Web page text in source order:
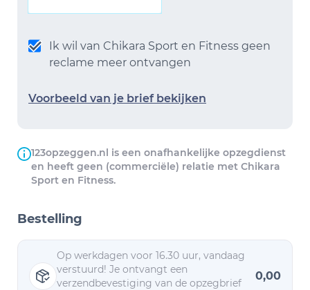
Ik wil van Chikara Sport en Fitness geen
reclame meer ontvangen
Voorbeeld van je brief bekijken
123opzeggen.nl is een onafhankelijke opzegdienst
en heeft geen (commerciële) relatie met Chikara
Sport en Fitness.
Bestelling
Op werkdagen voor 16.30 uur, vandaag
verstuurd! Je ontvangt een
verzendbevestiging van de opzegbrief
0,00